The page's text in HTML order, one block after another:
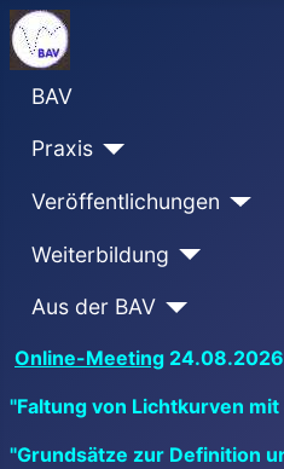
BAV
Praxis
Veröffentlichungen
Weiterbildung
Aus der BAV
Online-Meeting
"Faltung von Lichtkurven
"Grundsätze zur Definition